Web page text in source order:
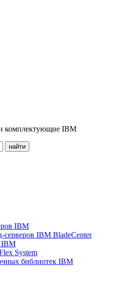
комплектующие IBM
IBM
серверов IBM BladeCenter
IBM
System
библиотек IBM